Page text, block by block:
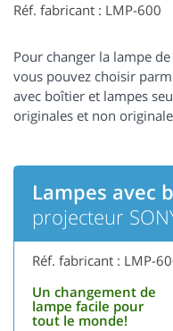
Réf. fabricant : LMP-600
Pour changer la lampe
vous pouvez choisir
avec boîtier et lampes
originales et non
Lampes avec
projecteur
Réf. fabricant : LMP-
Un changement de
lampe facile pour
tout le monde!